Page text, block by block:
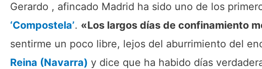
Gerardo , afincado Madrid ha sido uno de los
‘Compostela’. «Los largos días de confinamiento
sentirme un poco libre, lejos del aburrimiento del
Reina (Navarra) y dice que ha habido días